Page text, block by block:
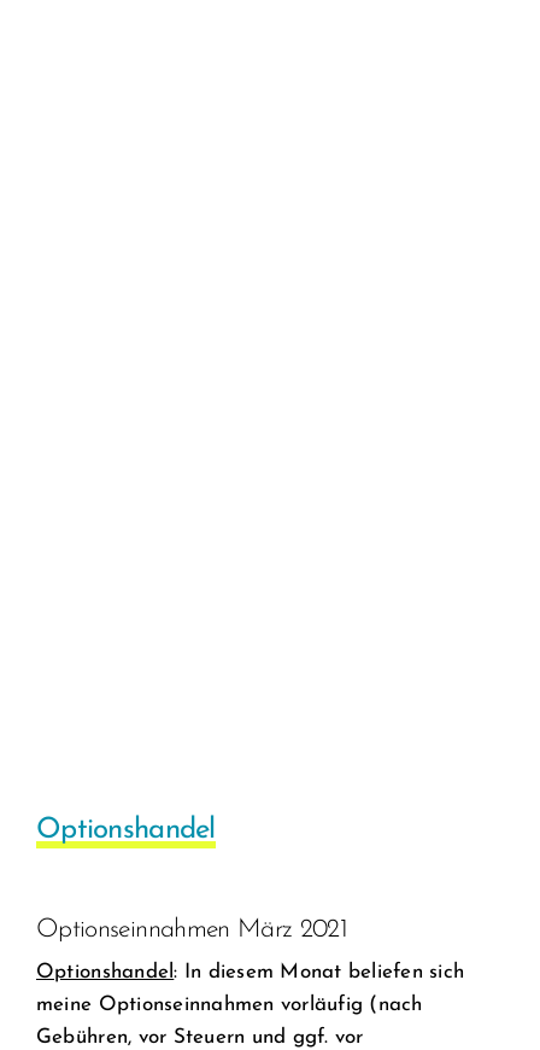
Optionshandel
Optionseinnahmen März 2021
Optionshandel: In diesem Monat beliefen sich
meine Optionseinnahmen vorläufig (nach
Gebühren, vor Steuern und ggf. vor